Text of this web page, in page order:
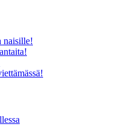
naisille!